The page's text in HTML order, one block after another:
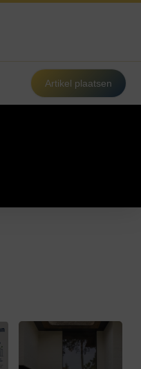
Artikel plaatsen